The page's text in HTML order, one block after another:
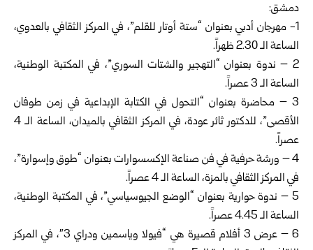
دمشق:
1- مهرجان أدبي بعنوان “ستة أوتار للقلم”، في المركز الثقافي بالعدوي،
الساعة الـ 2.30 ظهراً.
2 – ندوة بعنوان “التهجير والشتات السوري”، في المكتبة الوطنية،
الساعة الـ 3 عصراً.
3 – محاضرة بعنوان “التحول في الكتابة الإبداعية في زمن طوفان
الأقصى”، للدكتور ثائر عودة، في المركز الثقافي بالميدان، الساعة الـ 4
عصراً.
4 – ورشة حرفية في فن صناعة الإكسسوارات بعنوان “طوق وإسوارة”،
في المركز الثقافي بالمزة، الساعة الـ 4 عصراً.
5 – ندوة حوارية بعنوان “الوضع الجيوسياسي”، في المكتبة الوطنية،
الساعة الـ 4.45 عصراً.
6 – عرض 3 أفلام قصيرة هي “فيولا وياسمين ودراي 3″، في المركز